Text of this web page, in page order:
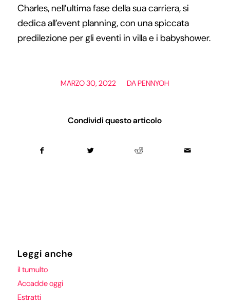
Charles, nell’ultima fase della sua carriera, si
dedica all’event planning, con una spiccata
predilezione per gli eventi in villa e i babyshower.
MARZO 30, 2022
/ DAPENNYOH
Condividi questo articolo
Leggi anche
il tumulto
Accadde oggi
Estratti